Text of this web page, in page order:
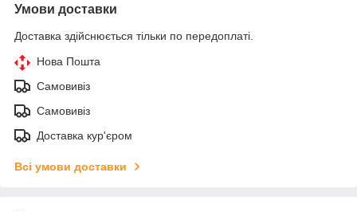
Умови доставки
Доставка здійснюється тільки по передоплаті.
Нова Пошта
Самовивіз
Самовивіз
Доставка кур'єром
Всі умови доставки